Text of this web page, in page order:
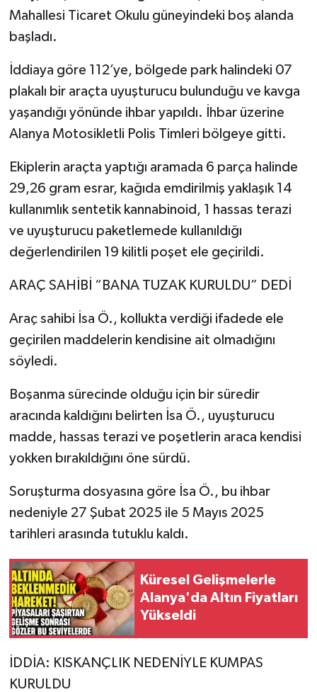
Mahallesi Ticaret Okulu güneyindeki boş alanda
başladı.
İddiaya göre 112’ye, bölgede park halindeki 07
plakalı bir araçta uyuşturucu bulunduğu ve kavga
yaşandığı yönünde ihbar yapıldı. İhbar üzerine
Alanya Motosikletli Polis Timleri bölgeye gitti.
Ekiplerin araçta yaptığı aramada 6 parça halinde
29,26 gram esrar, kağıda emdirilmiş yaklaşık 14
kullanımlık sentetik kannabinoid, 1 hassas terazi
ve uyuşturucu paketlemede kullanıldığı
değerlendirilen 19 kilitli poşet ele geçirildi.
ARAÇ SAHİBİ “BANA TUZAK KURULDU” DEDİ
Araç sahibi İsa Ö., kollukta verdiği ifadede ele
geçirilen maddelerin kendisine ait olmadığını
söyledi.
Boşanma sürecinde olduğu için bir süredir
aracında kaldığını belirten İsa Ö., uyuşturucu
madde, hassas terazi ve poşetlerin araca kendisi
yokken bırakıldığını öne sürdü.
Soruşturma dosyasına göre İsa Ö., bu ihbar
nedeniyle 27 Şubat 2025 ile 5 Mayıs 2025
tarihleri arasında tutuklu kaldı.
Küresel Gelişmelerle
Alanya'da Altın Fiyatları
Yükseldi
İDDİA: KISKANÇLIK NEDENİYLE KUMPAS
KURULDU